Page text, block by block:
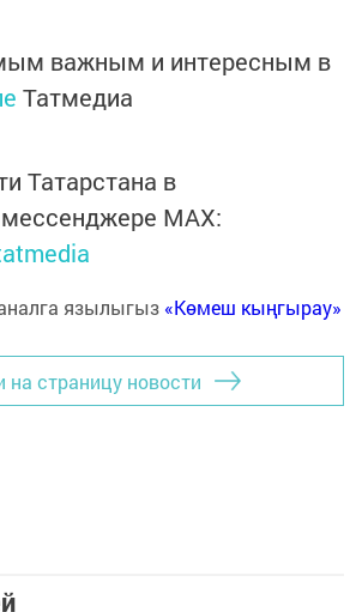
важным и интересным в
Татмедиа
Татарстана в
MАХ:
язылыгыз «Көмеш кыңгырау»
на страницу новости